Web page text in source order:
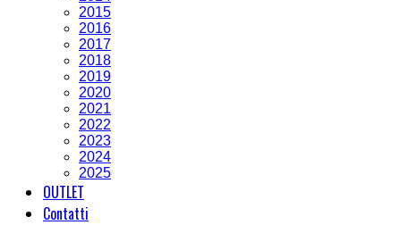
2015
2016
2017
2018
2019
2020
2021
2022
2023
2024
2025
OUTLET
Contatti